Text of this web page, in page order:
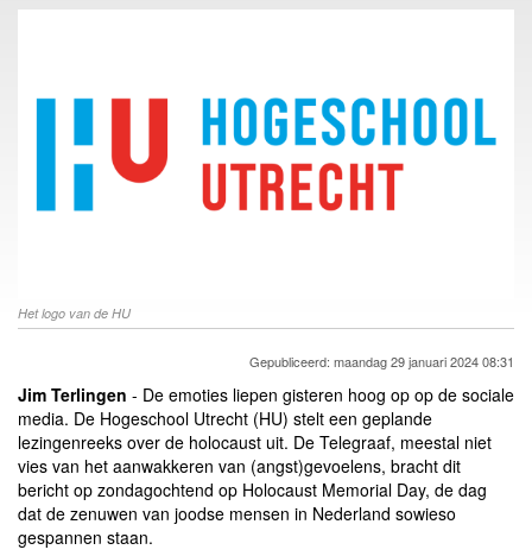
Het logo van de HU
Gepubliceerd: maandag 29 januari 2024 08:31
Jim Terlingen - De emoties liepen gisteren hoog op op de sociale
media. De Hogeschool Utrecht (HU) stelt een geplande
lezingenreeks over de holocaust uit. De Telegraaf, meestal niet
vies van het aanwakkeren van (angst)gevoelens, bracht dit
bericht op zondagochtend op Holocaust Memorial Day, de dag
dat de zenuwen van joodse mensen in Nederland sowieso
gespannen staan.